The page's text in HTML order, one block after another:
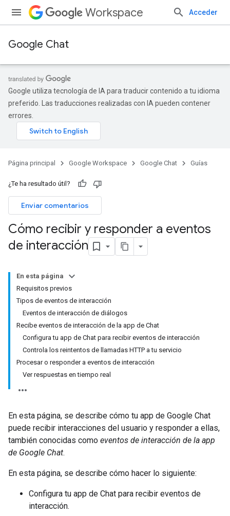
Workspace Acceder
Google Chat
Google utiliza tecnología de IA para traducir contenido a tu idioma
preferido. Las traducciones realizadas con IA pueden contener
errores.
Página principal Google Workspace Google Chat Guías
¿Te ha resultado útil?
Enviar comentarios
Cómo recibir y responder a eventos
de interacción
En esta página
Requisitos previos
Tipos de eventos de interacción
Eventos de interacción de diálogos
Recibe eventos de interacción de la app de Chat
Configura tu app de Chat para recibir eventos de interacción
Controla los reintentos de llamadas HTTP a tu servicio
Procesar o responder a eventos de interacción
Ver respuestas en tiempo real
En esta página, se describe cómo tu app de Google Chat
puede recibir interacciones del usuario y responder a ellas,
también conocidas como eventos de interacción de la app
de Google Chat.
En esta página, se describe cómo hacer lo siguiente:
Configura tu app de Chat para recibir eventos de
interacción.